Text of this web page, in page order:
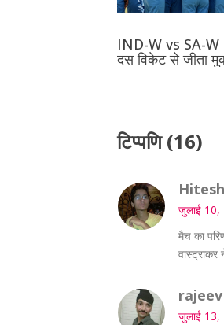
IND-W vs SA-W
दस विकेट से जीता
टिप्पणि (16)
जुलाई 10,
मैच का
जुलाई 13,